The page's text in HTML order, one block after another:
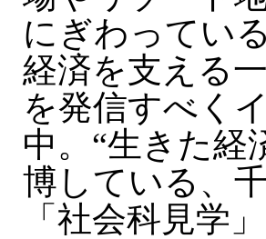
にぎわってい
経済を支える
を発信すべく
中。“生きた経
博している、
「社会科見学